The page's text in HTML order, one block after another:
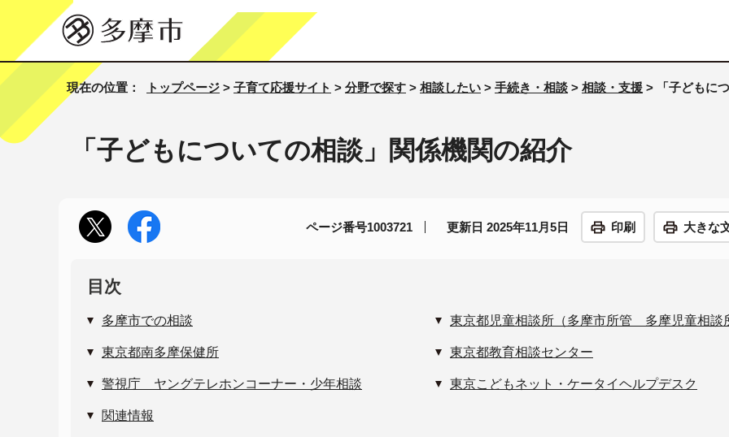
現在の位置： トップページ > 子育て応援サイト > 分野で探す > 相談したい > 手続き・相談 > 相談・支援 > 「子どもに
「子どもについての相談」関係機関の紹介
ページ番号1003721 更新日 2025年11月5日 印刷 大きな
目次
多摩市での相談 東京都児童相談所（多摩市所管 多摩児童相談
東京都南多摩保健所 東京都教育相談センター
警視庁 ヤングテレホンコーナー・少年相談 東京こどもネット・ケータイヘルプデスク
関連情報